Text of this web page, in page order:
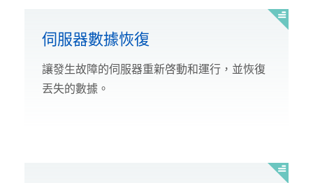
伺服器數據恢復
讓發生故障的伺服器重新啓動和運行，並恢復
丟失的數據。